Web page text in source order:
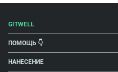
GITWELL
ПОМОЩЬ 👇
НАНЕСЕНИЕ